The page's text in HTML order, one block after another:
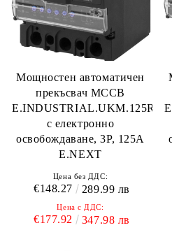
Мощностен автоматичен
прекъсвач MCCB
с електронно
освобождаване, 3P, 125A
E.NEXT
Цена без ДДС:
€148.27 289.99 лв
Цена с ДДС:
€177.92 347.98 лв